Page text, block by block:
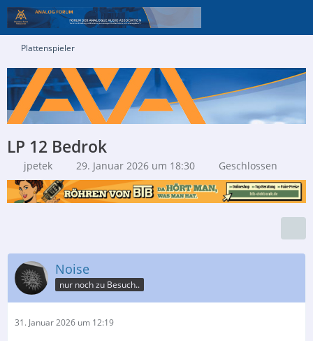
Plattenspieler
LP 12 Bedrok
jpetek 29. Januar 2026 um 18:30 Geschlossen
Noise
nur noch zu Besuch..
31. Januar 2026 um 12:19